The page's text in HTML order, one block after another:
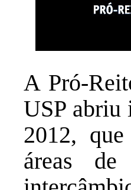
A Pró-
USP abriu
2012,
áreas de